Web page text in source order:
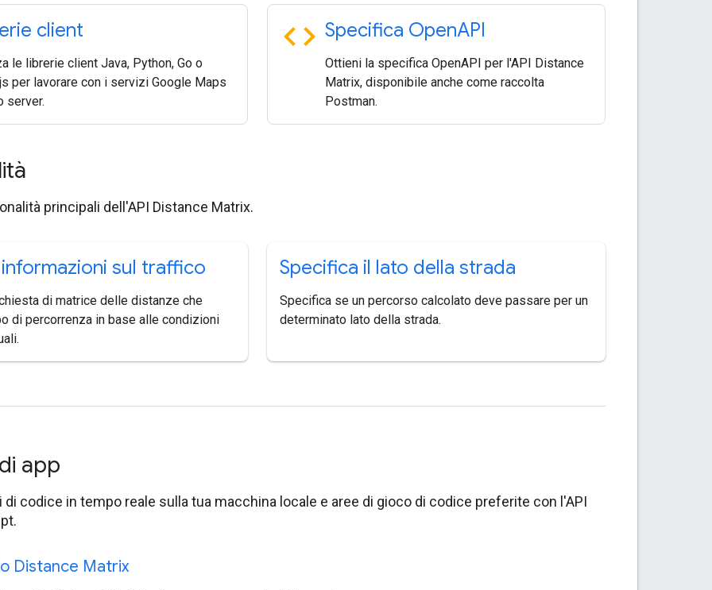
client
le librerie client Java, Python, Go o
per lavorare con i servizi Google Maps
server.
code Specifica OpenAPI
Ottieni la specifica OpenAPI per l'API Distance
Matrix, disponibile anche come raccolta
Postman.
principali dell'API Distance Matrix.
informazioni sul traffico
di matrice delle distanze che
di percorrenza in base alle condizioni
Specifica il lato della strada
Specifica se un percorso calcolato deve passare per un
determinato lato della strada.
app
di codice in tempo reale sulla tua macchina locale e aree di gioco di codice preferite con l'API
Distance Matrix